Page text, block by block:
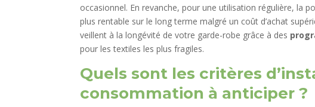
occasionnel. En revanche, pour une utilisation régulière, la
plus rentable sur le long terme malgré un coût d’achat
veillent à la longévité de votre garde-robe grâce à des
pour les textiles les plus fragiles.
Quels sont les critères
consommation à anticiper ?